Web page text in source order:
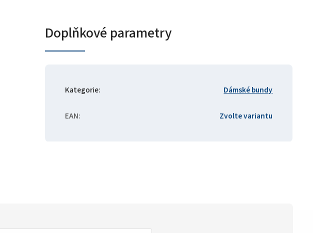
Doplňkové parametry
Kategorie: Dámské bundy
EAN: Zvolte variantu